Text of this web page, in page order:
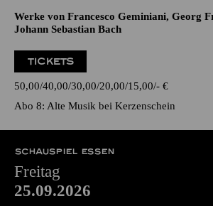
Werke von Francesco Geminiani, Georg
Johann Sebastian Bach
TICKETS
50,00 40,00 30,00 20,00 15,00 - €
Abo 8: Alte Musik bei Kerzenschein
SCHAUSPIEL ESSEN
Freitag
25.09.2026